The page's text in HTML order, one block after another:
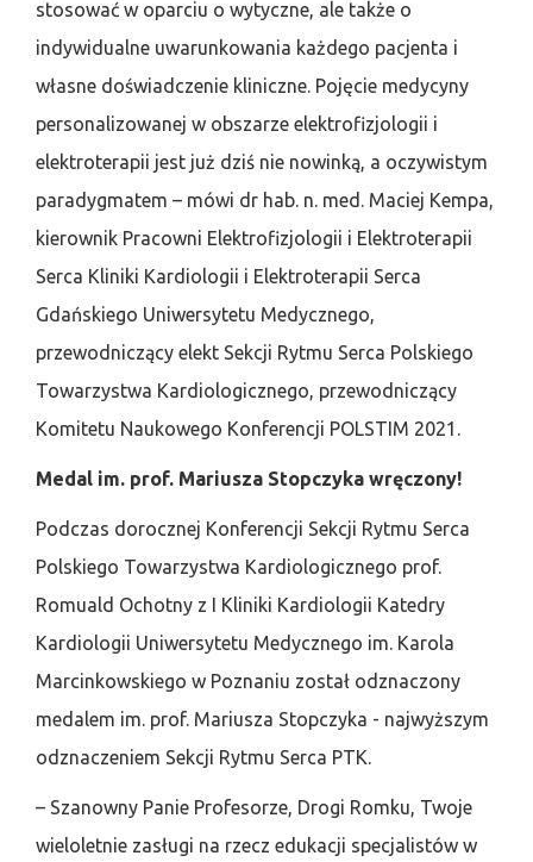
stosować w oparciu o wytyczne, ale także o
indywidualne uwarunkowania każdego pacjenta i
własne doświadczenie kliniczne. Pojęcie medycyny
personalizowanej w obszarze elektrofizjologii i
elektroterapii jest już dziś nie nowinką, a oczywistym
paradygmatem – mówi dr hab. n. med. Maciej Kempa,
kierownik Pracowni Elektrofizjologii i Elektroterapii
Serca Kliniki Kardiologii i Elektroterapii Serca
Gdańskiego Uniwersytetu Medycznego,
przewodniczący elekt Sekcji Rytmu Serca Polskiego
Towarzystwa Kardiologicznego, przewodniczący
Komitetu Naukowego Konferencji POLSTIM 2021.
Medal im. prof. Mariusza Stopczyka wręczony!
Podczas dorocznej Konferencji Sekcji Rytmu Serca
Polskiego Towarzystwa Kardiologicznego prof.
Romuald Ochotny z I Kliniki Kardiologii Katedry
Kardiologii Uniwersytetu Medycznego im. Karola
Marcinkowskiego w Poznaniu został odznaczony
medalem im. prof. Mariusza Stopczyka - najwyższym
odznaczeniem Sekcji Rytmu Serca PTK.
– Szanowny Panie Profesorze, Drogi Romku, Twoje
wieloletnie zasługi na rzecz edukacji specjalistów w